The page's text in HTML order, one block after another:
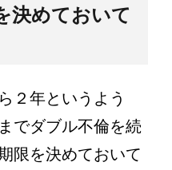
決めておいて
２年というよう
でダブル不倫を続
限を決めておいて